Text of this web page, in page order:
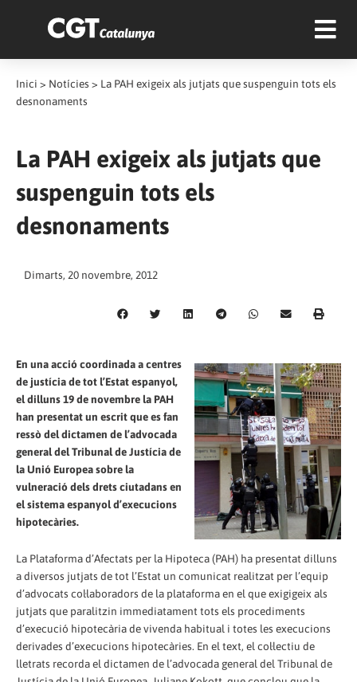
Inici > Notícies > La PAH exigeix als jutjats que suspenguin tots els
desnonaments
La PAH exigeix als jutjats que
suspenguin tots els
desnonaments
Dimarts, 20 novembre, 2012
En una acció coordinada a centres
de justícia de tot l’Estat espanyol,
el dilluns 19 de novembre la PAH
han presentat un escrit que es fan
ressò del dictamen de l’advocada
general del Tribunal de Justícia de
la Unió Europea sobre la
vulneració dels drets ciutadans en
el sistema espanyol d’execucions
hipotecàries.
La Plataforma d’Afectats per la Hipoteca (PAH) ha presentat dilluns
a diversos jutjats de tot l’Estat un comunicat realitzat per l’equip
d’advocats col·laboradors de la plataforma en el que exigigeix als
jutjats que paralitzin immediatament tots els procediments
d’execució hipotecària de vivenda habitual i totes les execucions
derivades d’execucions hipotecàries. En el text, el col·lectiu de
lletrats recorda el dictamen de l’advocada general del Tribunal de